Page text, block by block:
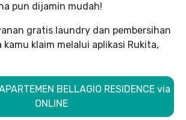
pun dijamin mudah!
gratis laundry dan pembersihan
kamu klaim melalui aplikasi Rukita,
BELLAGIO RESIDENCE via
ONLINE